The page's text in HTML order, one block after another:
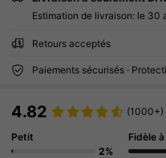
Estimation de livraison: le 30
Retours acceptés
Paiements sécurisés ·
4.82 (1000+)
Petit
2%
Fidèle